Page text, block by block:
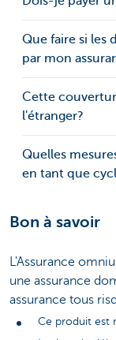
Que faire si les
par mon
Cette
l'étranger?
Quelles
en tant que
Bon à savoir
L'Assurance
une assurance
assurance tous
Ce produit est